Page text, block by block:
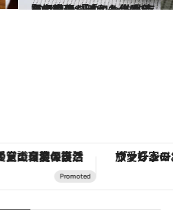
2024.5.21
賢者直伝「うつわ集め」のヒント 「白シャツ的存在で秀逸」「和も洋も使えて料理が映える」愛用品紹介も
ライフスタイル
「大事なのは地域の意識を変えること」。ロレックス賞受賞の自然保護活動家が実現させたナイジェリアの自然環境の復活 ヴァシュロン・コンスタンタ